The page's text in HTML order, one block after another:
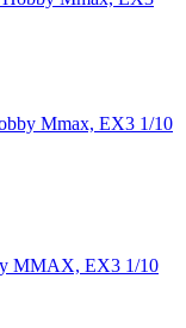
Mmax, EX3 1/10